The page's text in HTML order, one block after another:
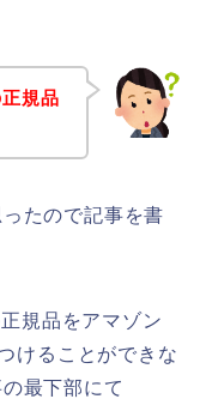
規品
たので記事を書
規品をアマゾン
けることができな
最下部にて